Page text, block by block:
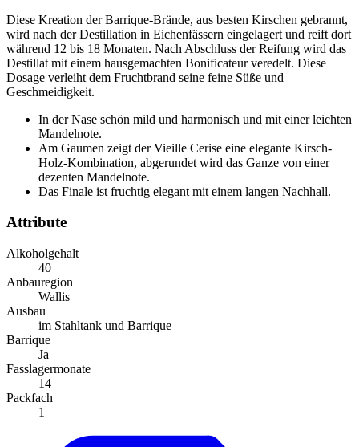
Diese Kreation der Barrique-Brände, aus besten Kirschen gebrannt,
wird nach der Destillation in Eichenfässern eingelagert und reift dort
während 12 bis 18 Monaten. Nach Abschluss der Reifung wird das
Destillat mit einem hausgemachten Bonificateur veredelt. Diese
Dosage verleiht dem Fruchtbrand seine feine Süße und
Geschmeidigkeit.
In der Nase schön mild und harmonisch und mit einer leichten
Mandelnote.
Am Gaumen zeigt der Vieille Cerise eine elegante Kirsch-
Holz-Kombination, abgerundet wird das Ganze von einer
dezenten Mandelnote.
Das Finale ist fruchtig elegant mit einem langen Nachhall.
Attribute
Alkoholgehalt
40
Anbauregion
Wallis
Ausbau
im Stahltank und Barrique
Barrique
Ja
Fasslagermonate
14
Packfach
1